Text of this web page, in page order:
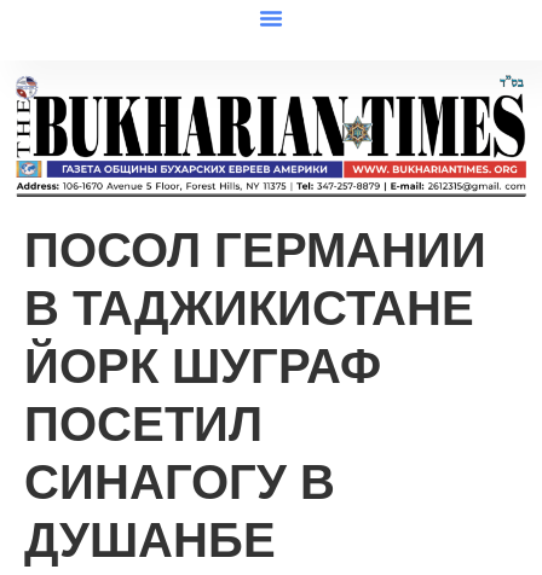
ПОСОЛ ГЕРМАНИИ
В ТАДЖИКИСТАНЕ
ЙОРК ШУГРАФ
ПОСЕТИЛ
СИНАГОГУ В
ДУШАНБЕ